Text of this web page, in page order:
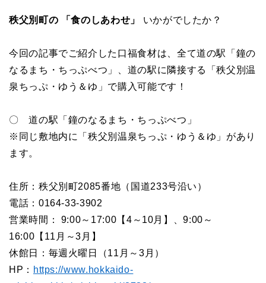
秩父別町の 「食のしあわせ」 いかがでしたか？
今回の記事でご紹介した口福食材は、全て道の駅「鐘の
なるまち・ちっぷべつ」、道の駅に隣接する「秩父別温
泉ちっぷ・ゆう＆ゆ」で購入可能です！
〇 道の駅「鐘のなるまち・ちっぷべつ」
※同じ敷地内に「秩父別温泉ちっぷ・ゆう＆ゆ」があり
ます。
住所：秩父別町2085番地（国道233号沿い）
電話： 0164-33-3902
営業時間： 9:00～ 17:00 【 4 ～ 10月】、9:00 ～
16:00 【 11 月～3 月】
休館日：毎週火曜日（11 月～ 3 月）
H P： https://www.hokkaido-